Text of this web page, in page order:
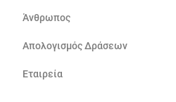
Άνθρωπος
Απολογισμός Δράσεων
Εταιρεία